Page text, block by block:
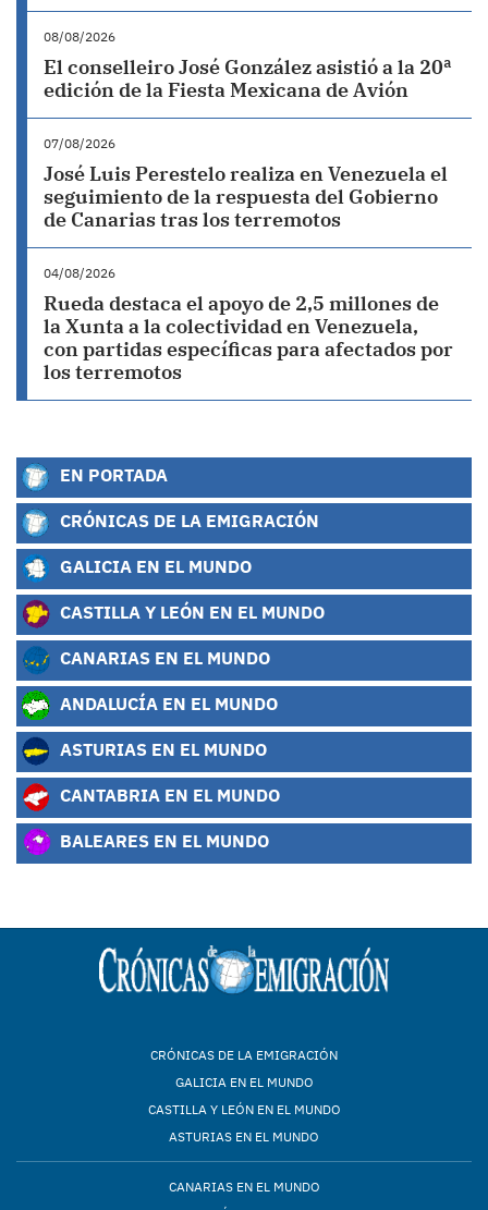
08/08/2026
El conselleiro José González asistió a la 20ª
edición de la Fiesta Mexicana de Avión
07/08/2026
José Luis Perestelo realiza en Venezuela el
seguimiento de la respuesta del Gobierno
de Canarias tras los terremotos
04/08/2026
Rueda destaca el apoyo de 2,5 millones de
la Xunta a la colectividad en Venezuela,
con partidas específicas para afectados por
los terremotos
EN PORTADA
CRÓNICAS DE LA EMIGRACIÓN
GALICIA EN EL MUNDO
CASTILLA Y LEÓN EN EL MUNDO
CANARIAS EN EL MUNDO
ANDALUCÍA EN EL MUNDO
ASTURIAS EN EL MUNDO
CANTABRIA EN EL MUNDO
BALEARES EN EL MUNDO
CRÓNICAS DE LA EMIGRACIÓN
GALICIA EN EL MUNDO
CASTILLA Y LEÓN EN EL MUNDO
ASTURIAS EN EL MUNDO
CANARIAS EN EL MUNDO